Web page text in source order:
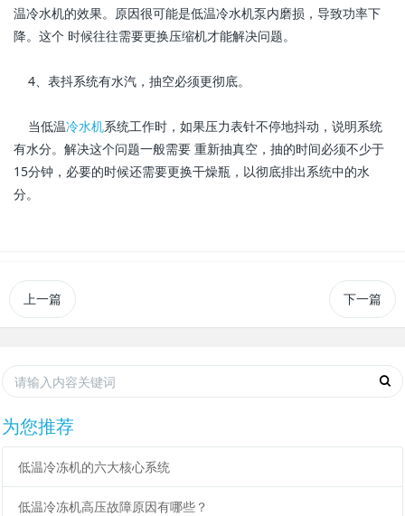
温冷水机的效果。原因很可能是低温冷水机泵内磨损，导致功率下
降。这个 时候往往需要更换压缩机才能解决问题。
4、表抖系统有水汽，抽空必须更彻底。
当低温冷水机系统工作时，如果压力表针不停地抖动，说明系统
有水分。解决这个问题一般需要 重新抽真空，抽的时间必须不少于
15分钟，必要的时候还需要更换干燥瓶，以彻底排出系统中的水
分。
上一篇 下一篇
为您推荐
低温冷冻机的六大核心系统
低温冷冻机高压故障原因有哪些？